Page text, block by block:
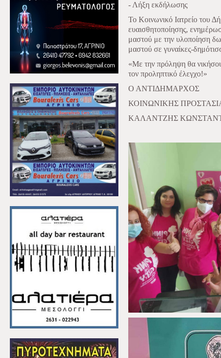
- Λήξη εκδήλωσης
Το Κοινωνικό Ιατρείο του
ευαισθητοποίησης,
μαστού με την υλοποίηση
μαστού σε γυναίκες-
«Με την πρόληψη θα
τον προληπτικό έλεγχο!»
Ο ΑΝΤΙΔΗΜΑΡΧΟΣ
ΚΟΙΝΩΝΙΚΗΣ
ΚΑΛΑΝΤΖΗΣ